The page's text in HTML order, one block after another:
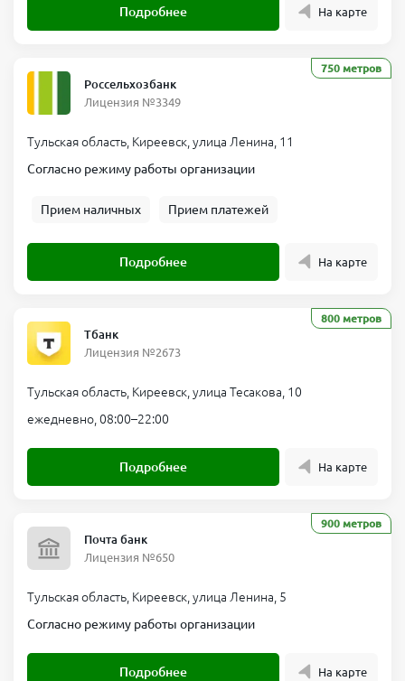
Подробнее На карте
750 метров
Россельхозбанк
Лицензия №3349
Тульская область, Киреевск, улица Ленина, 11
Согласно режиму работы организации
Прием наличных Прием платежей
Подробнее На карте
800 метров
Тбанк
Лицензия №2673
Тульская область, Киреевск, улица Тесакова, 10
ежедневно, 08:00–22:00
Подробнее На карте
900 метров
Почта банк
Лицензия №650
Тульская область, Киреевск, улица Ленина, 5
Согласно режиму работы организации
Подробнее На карте